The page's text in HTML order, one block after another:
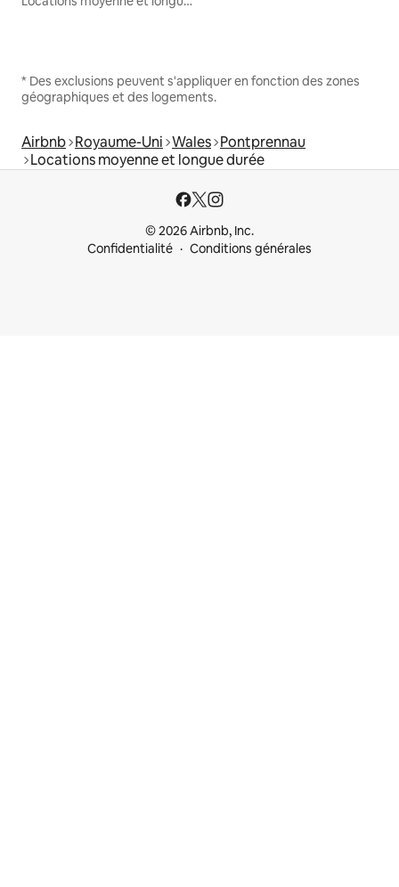
* Des exclusions peuvent s'appliquer en fonction des zones
géographiques et des logements.
Airbnb Royaume-Uni Wales Pontprennau
Locations moyenne et longue durée
© 2026 Airbnb, Inc.
Confidentialité
Conditions générales